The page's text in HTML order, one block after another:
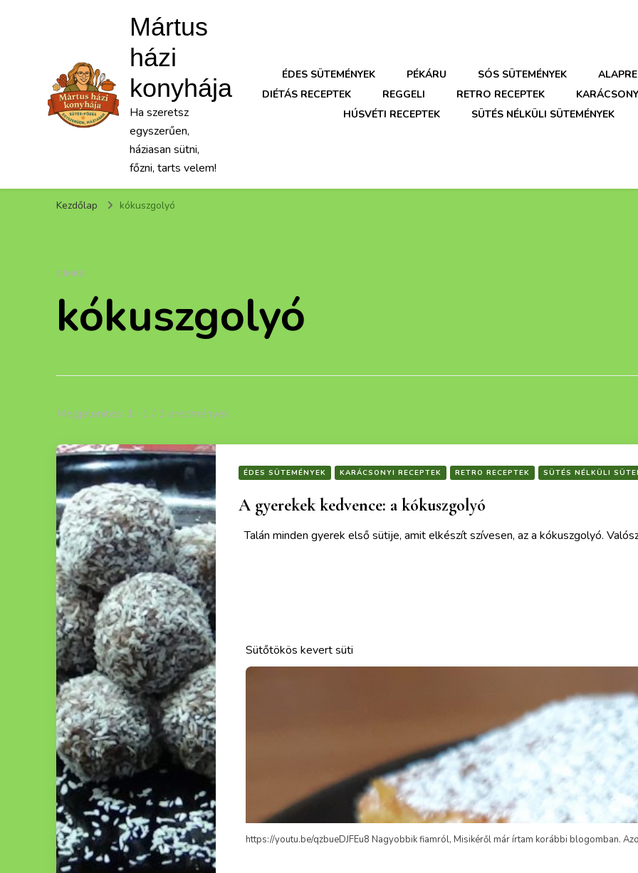
Mártus
házi
konyhája
Ha szeretsz
egyszerűen,
háziasan sütni,
főzni, tarts velem!
ÉDES SÜTEMÉNYEK PÉKÁRU SÓS SÜTEMÉNYEK
DIÉTÁS RECEPTEK
REGGELI RETRO RECEPTEK
HÚSVÉTI RECEPTEK
SÜTÉS NÉLKÜLI SÜTEMÉNYEK
Kezdőlap kókuszgolyó
CÍMKE
kókuszgolyó
Megjelenítés: 1 -1 / 1 eredmények
ÉDES SÜTEMÉNYEK KARÁCSONYI RECEPTEK RETRO RECEPTEK SÜTÉS NÉLKÜLI
A gyerekek kedvence: a kókuszgolyó
Talán minden gyerek első sütije, amit elkészít szívesen, az a kókuszgolyó.
Túrós muffin
https://youtu.be/tuPZsWw2Kmw Egyik kedves Mártus házi konyhája Facebook csoport